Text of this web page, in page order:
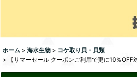
ホーム > 海水生物 > コケ取り貝・貝類
>
【サマーセール クーポンご利用で更に10％